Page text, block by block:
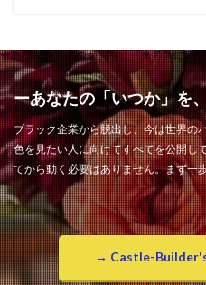
ーあなたの「いつか」を、「来月」に変
ーあなたの「いつか」を
ブラック企業から脱出し、今は世界の
色を見たい人に向けてすべてを公開し
てから動く必要はありません。まず一
→ Castle-Builder's